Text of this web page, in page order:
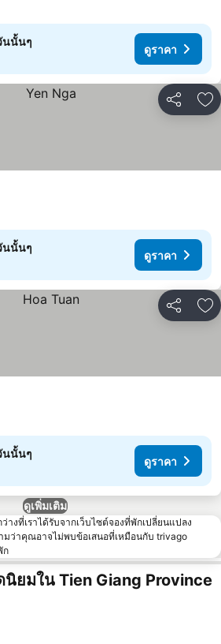
นนั้นๆ
ดูราคา
แชร์ เ
นนั้นๆ
ดูราคา
แชร์ เ
นนั้นๆ
ดูราคา
ดูเพิ่มเติม
างที่เราได้รับจากเว็บไซต์จองที่พักเปลี่ยนแปลง
มว่าคุณอาจไม่พบข้อเสนอที่เหมือนกับ trivago
ก
นิยมใน Tien Giang Province